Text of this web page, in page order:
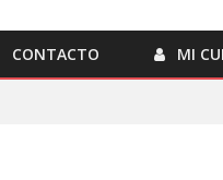
CONTACTO MI